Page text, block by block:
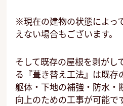
※現在の建物の状態によっ
えない場合もございます。
そして既存の屋根を剥がし
る『葺き替え工法』は既存
躯体・下地の補強・防水・
向上のための工事が可能で